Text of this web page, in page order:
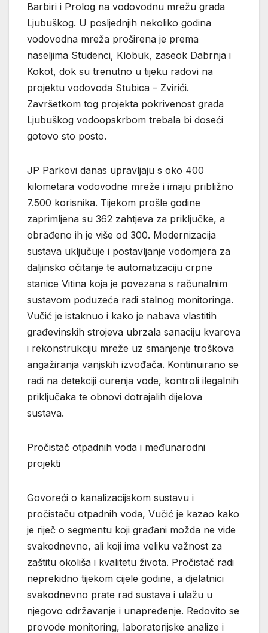
Barbiri i Prolog na vodovodnu mrežu grada
Ljubuškog. U posljednjih nekoliko godina
vodovodna mreža proširena je prema
naseljima Studenci, Klobuk, zaseok Dabrnja i
Kokot, dok su trenutno u tijeku radovi na
projektu vodovoda Stubica – Zvirići.
Završetkom tog projekta pokrivenost grada
Ljubuškog vodoopskrbom trebala bi doseći
gotovo sto posto.
JP Parkovi danas upravljaju s oko 400
kilometara vodovodne mreže i imaju približno
7.500 korisnika. Tijekom prošle godine
zaprimljena su 362 zahtjeva za priključke, a
obrađeno ih je više od 300. Modernizacija
sustava uključuje i postavljanje vodomjera za
daljinsko očitanje te automatizaciju crpne
stanice Vitina koja je povezana s računalnim
sustavom poduzeća radi stalnog monitoringa.
Vučić je istaknuo i kako je nabava vlastitih
građevinskih strojeva ubrzala sanaciju kvarova
i rekonstrukciju mreže uz smanjenje troškova
angažiranja vanjskih izvođača. Kontinuirano se
radi na detekciji curenja vode, kontroli ilegalnih
priključaka te obnovi dotrajalih dijelova
sustava.
Pročistač otpadnih voda i međunarodni
projekti
Govoreći o kanalizacijskom sustavu i
pročistaču otpadnih voda, Vučić je kazao kako
je riječ o segmentu koji građani možda ne vide
svakodnevno, ali koji ima veliku važnost za
zaštitu okoliša i kvalitetu života. Pročistač radi
neprekidno tijekom cijele godine, a djelatnici
svakodnevno prate rad sustava i ulažu u
njegovo održavanje i unapređenje. Redovito se
provode monitoring, laboratorijske analize i